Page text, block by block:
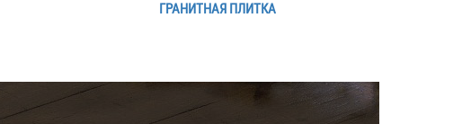
ГРАНИТНАЯ ПЛИТКА